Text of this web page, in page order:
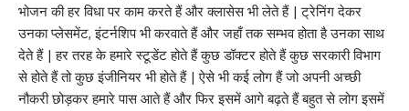
भोजन की हर विधा पर काम करते हैं और क्लासेस भी लेते हैं | ट्रेनिंग देकर
उनका प्लेसमेंट, इंटर्नशिप भी करवाते हैं और जहाँ तक सम्भव होता है उनका साथ
देते हैं | हर तरह के हमारे स्टूडेंट होते हैं कुछ डॉक्टर होते हैं कुछ सरकारी विभाग
से होते हैं तो कुछ इंजीनियर भी होते हैं | ऐसे भी कई लोग हैं जो अपनी अच्छी
नौकरी छोड़कर हमारे पास आते हैं और फिर इसमें आगे बढ़ते हैं बहुत से लोग इसमें